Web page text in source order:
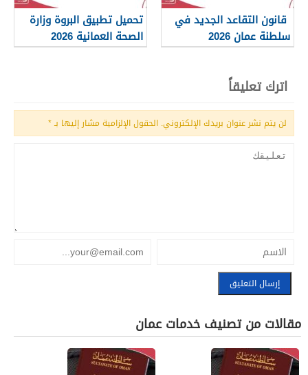
قانون التقاعد الجديد في
سلطنة عمان 2026
تحميل تطبيق البروة وزارة
الصحة العمانية 2026
اترك تعليقاً
لن يتم نشر عنوان بريدك الإلكتروني. الحقول الإلزامية مشار إليها بـ*
مقالات من تصنيف خدمات عمان